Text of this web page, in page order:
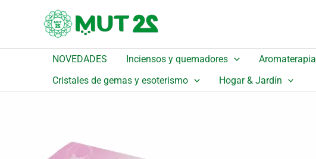
NOVEDADES Inciensos y quemadores Aromaterapia
Cristales de gemas y esoterismo
Hogar & Jardín
Catálogo
Incienso Stamford Angel – Fuego